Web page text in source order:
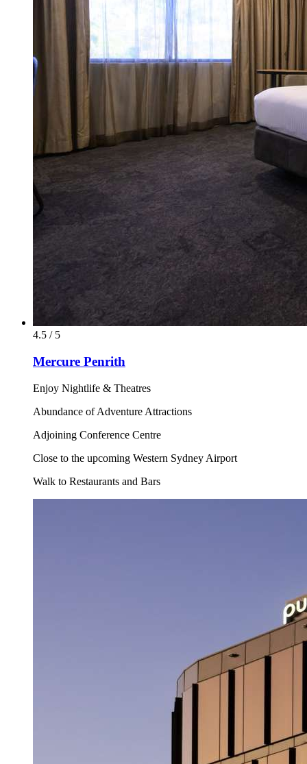
4.5 / 5
Mercure Penrith
Enjoy Nightlife & Theatres
Abundance of Adventure Attractions
Adjoining Conference Centre
Close to the upcoming Western Sydney Airport
Walk to Restaurants and Bars